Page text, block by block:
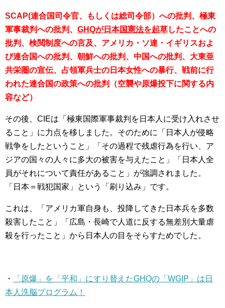
SCAP(連合国司令官、もしくは総司令部）への批判、極東
軍事裁判への批判、 GHQが日本国憲法を起草したことへの
批判、検閲制度への言及、アメリカ・ソ連・イギリスおよ
び連合国への批判、朝鮮への批判、中国への批判、大東亜
共栄圏の宣伝、占領軍兵士の日本女性への暴行、戦前に行
われた連合国の政策への批判（空襲や原爆投下に関する内
容など）
その後、CIEは「極東国際軍事裁判を日本人に受け入れさせ
ること」に力点を移しました。そのために「日本人が侵略
戦争をしたということ」「その過程で残虐行為を行い、ア
ジアの国々の人々に多大の被害を与えたこと」「日本人全
員がそれについて責任があること」が強調されました。
「日本＝戦犯国家」という「刷り込み」です。
これは、「アメリカ軍自身も、投降してきた日本兵を多数
殺害したこと」「広島・長崎で人道に反する無差別大量虐
殺を行ったこと」から日本人の目をそらすためでした。
・
「原爆」を「平和」にすり替えたGHQの「WGIP」は日
本人洗脳プログラム！